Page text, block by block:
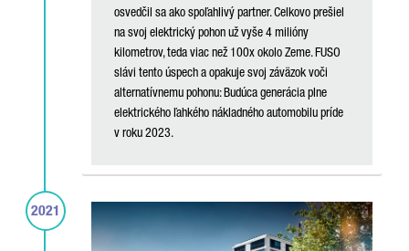
osvedčil sa ako spoľahlivý partner. Celkovo prešiel
na svoj elektrický pohon už vyše 4 milióny
kilometrov, teda viac než 100x okolo Zeme. FUSO
slávi tento úspech a opakuje svoj záväzok voči
alternatívnemu pohonu: Budúca generácia plne
elektrického ľahkého nákladného automobilu príde
v roku 2023.
2021